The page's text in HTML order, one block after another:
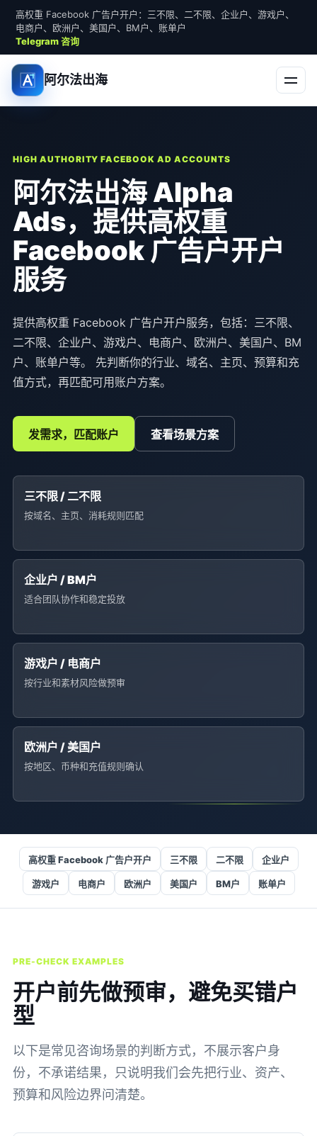
高权重 Facebook 广告户开户：三不限、二不限、企业户、游戏户、
电商户、欧洲户、美国户、BM户、账单户
Telegram 咨询
阿尔法出海
HIGH AUTHORITY FACEBOOK AD ACCOUNTS
阿尔法出海 Alpha
Ads，提供高权重
Facebook 广告户开户
服务
提供高权重 Facebook 广告户开户服务，包括：三不限、
二不限、企业户、游戏户、电商户、欧洲户、美国户、BM
户、账单户等。 先判断你的行业、域名、主页、预算和充
值方式，再匹配可用账户方案。
发需求，匹配账户 查看场景方案
三不限 / 二不限
按域名、主页、消耗规则匹配
企业户 / BM户
适合团队协作和稳定投放
游戏户 / 电商户
按行业和素材风险做预审
欧洲户 / 美国户
按地区、币种和充值规则确认
高权重 Facebook 广告户开户 三不限 二不限 企业户
游戏户 电商户 欧洲户 美国户 BM户 账单户
PRE-CHECK EXAMPLES
开户前先做预审，避免买错户
型
以下是常见咨询场景的判断方式，不展示客户身
份，不承诺结果，只说明我们会先把行业、资产、
预算和风险边界问清楚。